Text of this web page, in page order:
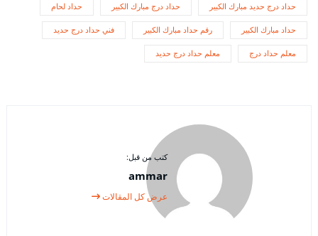
حداد درج حديد مبارك الكبير حداد درج مبارك الكبير حداد لحام
حداد مبارك الكبير رقم حداد مبارك الكبير فني حداد درج حديد
معلم حداد درج معلم حداد درج حديد
كتب من قبل:
ammar
عرض كل المقالات